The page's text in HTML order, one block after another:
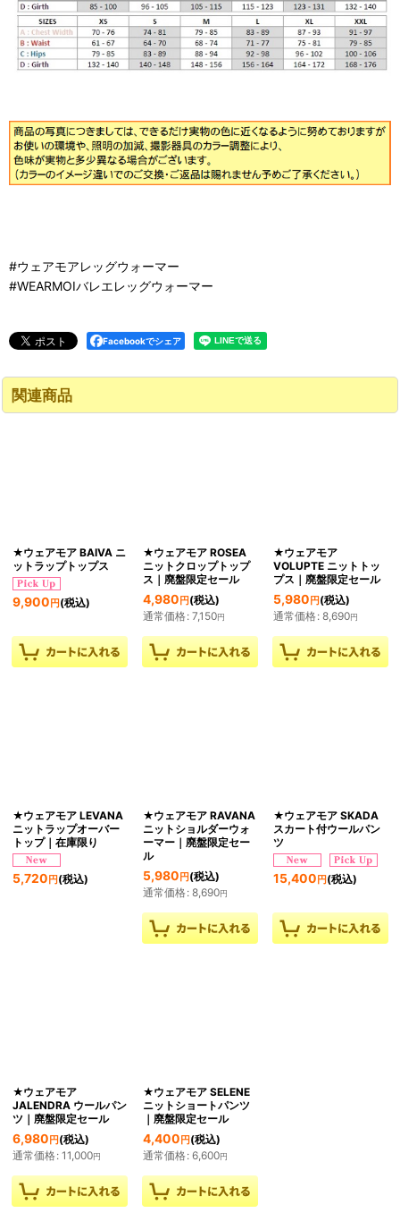
#ウェアモアレッグウォーマー
#WEARMOIバレエレッグウォーマー
Facebookでシェア
関連商品
★ウェアモア BAIVA ニ
ットラップトップス
9,900 円 (税込)
★ウェアモア ROSEA
ニットクロップトップ
ス｜廃盤限定セール
4,980 円(税込)
通常価格: 7,150円
★ウェアモア
VOLUPTE ニットトッ
プス｜廃盤限定セール
5,980 円(税込)
通常価格: 8,690円
★ウェアモア LEVANA
ニットラップオーバー
トップ｜在庫限り
5,720 円 (税込)
★ウェアモア RAVANA
ニットショルダーウォ
ーマー｜廃盤限定セー
ル
5,980 円(税込)
通常価格: 8,690円
★ウェアモア SKADA
スカート付ウールパン
ツ
15,400 円(税込)
★ウェアモア
JALENDRA ウールパン
ツ｜廃盤限定セール
6,980 円 (税込)
通常価格: 11,000円
★ウェアモア SELENE
ニットショートパンツ
｜廃盤限定セール
4,400 円(税込)
通常価格: 6,600円